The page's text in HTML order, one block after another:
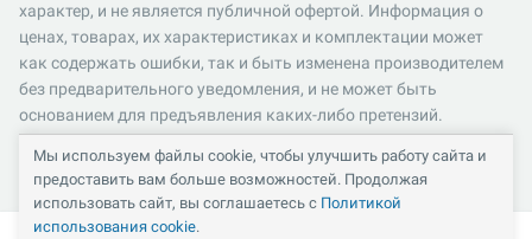
характер, и не является публичной офертой. Информация о
ценах, товарах, их характеристиках и комплектации может
как содержать ошибки, так и быть изменена производителем
без предварительного уведомления, и не может быть
основанием для предъявления каких-либо претензий.
Пожалуйста, уточняйте существенные для вас характеристики
и компоненты комплектации товаров. Все цены указаны в
российских рублях и включают в себя НДС 22%.
Мы используем файлы cookie, чтобы улучшить работу сайта и
предоставить вам больше возможностей. Продолжая
использовать сайт, вы соглашаетесь с Политикой
использования cookie.